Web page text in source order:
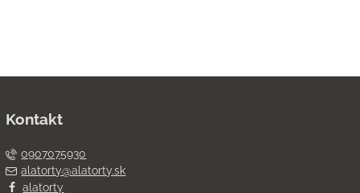
Kontakt
0907075930
alatorty@alatorty.sk
alatorty